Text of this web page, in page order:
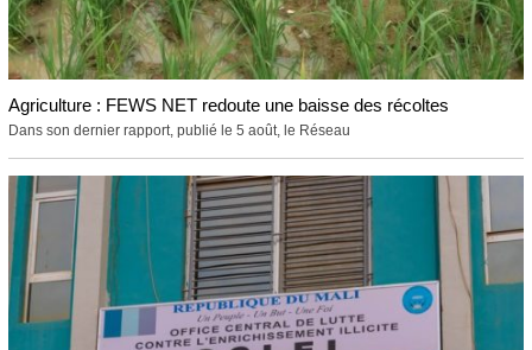
Agriculture : FEWS NET redoute une baisse des récoltes
Dans son dernier rapport, publié le 5 août, le Réseau